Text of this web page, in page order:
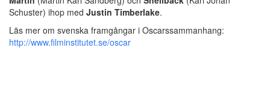
Schuster) ihop med Justin Timberlake.
Läs mer om svenska framgångar i Oscarssammanhang:
http://www.filminstitutet.se/oscar